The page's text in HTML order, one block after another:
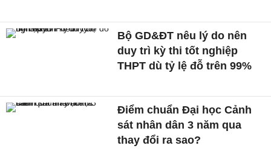
Bộ GD&ĐT nêu lý do nên
duy trì kỳ thi tốt nghiệp
THPT dù tỷ lệ đỗ trên 99%
Điểm chuẩn Đại học Cảnh
sát nhân dân 3 năm qua
thay đổi ra sao?